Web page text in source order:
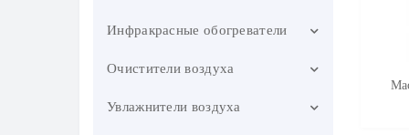
Мини-кондиционеры
Инфракрасные обогреватели
Конвекторы
Обогреватели 1000 Вт
Очистители воздуха
Очистители воздуха для квартир
Увлажнители воздуха